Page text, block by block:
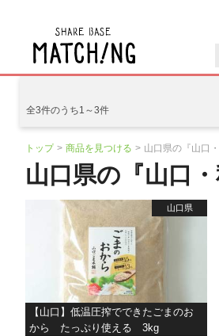
全3件のうち1～3件
トップ 商品を見つける 山口県の『山口
山口県の『山口
山口県
【山口】低温圧搾でできたごまのお
から たっぷり使える 3kg